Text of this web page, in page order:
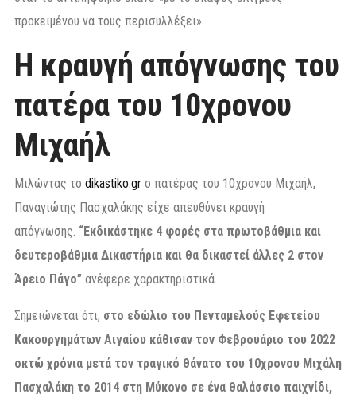
προκειμένου να τους περισυλλέξει».
Η κραυγή απόγνωσης του
πατέρα του 10χρονου
Μιχαήλ
Μιλώντας το dikastiko.gr ο πατέρας του 10χρονου Μιχαήλ,
Παναγιώτης Πασχαλάκης είχε απευθύνει κραυγή
απόγνωσης. “Εκδικάστηκε 4 φορές στα πρωτοβάθμια και
δευτεροβάθμια Δικαστήρια και θα δικαστεί άλλες 2 στον
Άρειο Πάγο” ανέφερε χαρακτηριστικά.
Σημειώνεται ότι, στο εδώλιο του Πενταμελούς Εφετείου
Κακουργημάτων Αιγαίου κάθισαν τον Φεβρουάριο του 2022
οκτώ χρόνια μετά τον τραγικό θάνατο του 10χρονου Μιχάλη
Πασχαλάκη το 2014 στη Μύκονο σε ένα θαλάσσιο παιχνίδι,